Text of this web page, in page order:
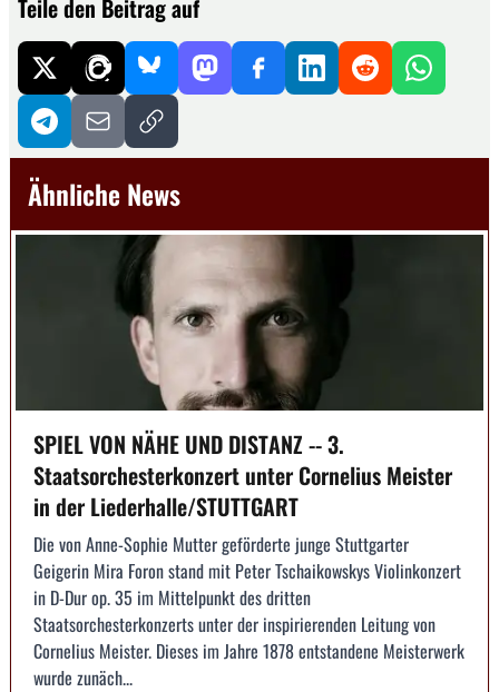
Teile den Beitrag auf
Ähnliche News
SPIEL VON NÄHE UND DISTANZ -- 3.
Staatsorchesterkonzert unter Cornelius Meister
in der Liederhalle/STUTTGART
Die von Anne-Sophie Mutter geförderte junge Stuttgarter
Geigerin Mira Foron stand mit Peter Tschaikowskys Violinkonzert
in D-Dur op. 35 im Mittelpunkt des dritten
Staatsorchesterkonzerts unter der inspirierenden Leitung von
Cornelius Meister. Dieses im Jahre 1878 entstandene Meisterwerk
wurde zunäch...